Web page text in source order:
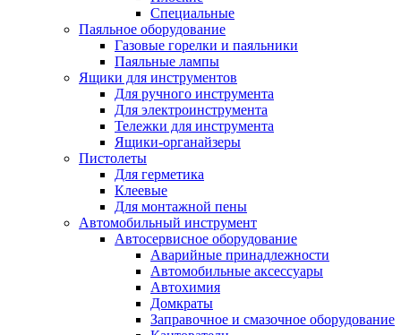
Специальные
Паяльное оборудование
Газовые горелки и паяльники
Паяльные лампы
Ящики для инструментов
Для ручного инструмента
Для электроинструмента
Тележки для инструмента
Ящики-органайзеры
Пистолеты
Для герметика
Клеевые
Для монтажной пены
Автомобильный инструмент
Автосервисное оборудование
Аварийные принадлежности
Автомобильные аксессуары
Автохимия
Домкраты
Заправочное и смазочное оборудование